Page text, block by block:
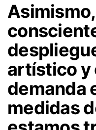
artístico y
demanda
medidas